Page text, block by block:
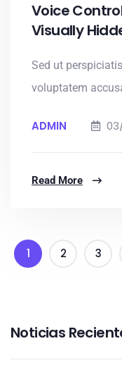
Voice
Visually
Sed ut
voluptatem
ADMIN
Read More
1 2 3
Noticias